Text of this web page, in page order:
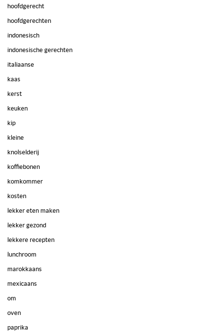
hoofdgerecht
hoofdgerechten
indonesisch
indonesische gerechten
italiaanse
kaas
kerst
keuken
kip
kleine
knolselderij
koffiebonen
komkommer
kosten
lekker eten maken
lekker gezond
lekkere recepten
lunchroom
marokkaans
mexicaans
om
oven
paprika